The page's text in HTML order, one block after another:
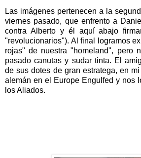
Las imágenes pertenecen a la
viernes pasado, que enfrento a
contra Alberto y él aquí abajo
"revolucionarios"). Al final logramos
rojas" de nuestra "homeland", pero
pasado canutas y sudar tinta. El
de sus dotes de gran estratega, en
alemán en el Europe Engulfed y nos
los Aliados.